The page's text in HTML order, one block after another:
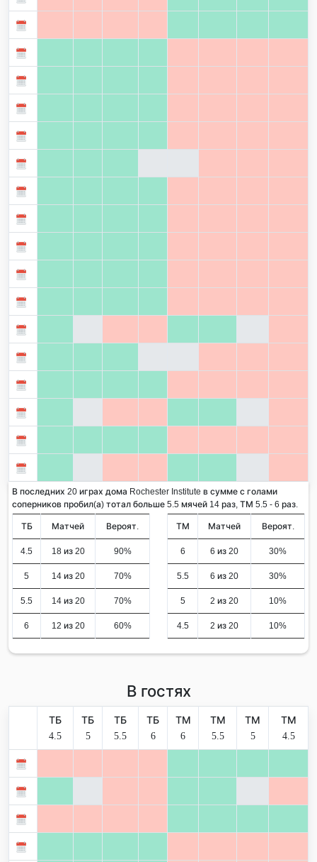
В последних 20 играх дома Rochester Institute в сумме с голами
соперников пробил(а) тотал больше 5.5 мячей 14 раз, ТМ 5.5 - 6 раз.
ТБ Матчей Вероят.
4.5 18 из 20 90%
5 14 из 20 70%
5.5 14 из 20 70%
6 12 из 20 60%
ТМ Матчей Вероят.
6 6 из 20 30%
5.5 6 из 20 30%
5 2 из 20 10%
4.5 2 из 20 10%
В гостях
ТБ
4.5
ТБ
5
ТБ
5.5
ТБ
6
ТМ
6
ТМ
5.5
ТМ
5
ТМ
4.5